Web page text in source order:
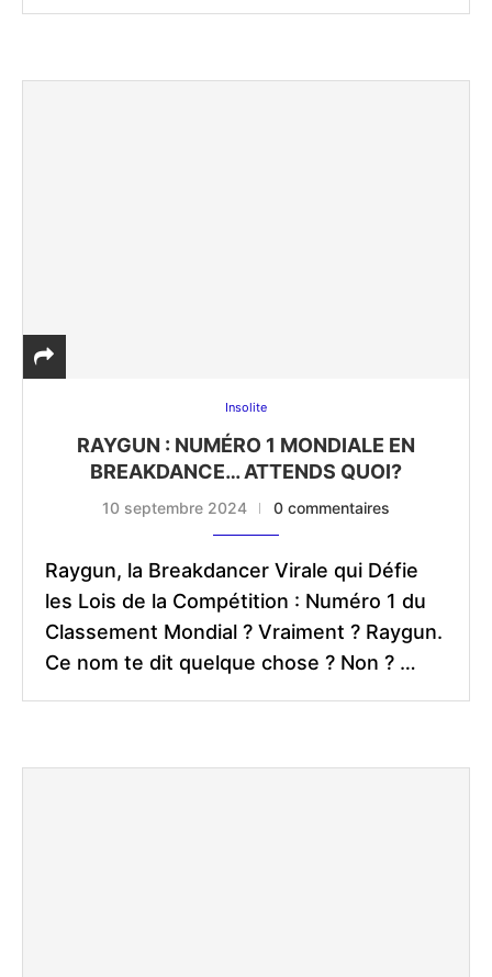
Insolite
RAYGUN : NUMÉRO 1 MONDIALE EN
BREAKDANCE… ATTENDS QUOI?
10 septembre 2024 0 commentaires
Raygun, la Breakdancer Virale qui Défie
les Lois de la Compétition : Numéro 1 du
Classement Mondial ? Vraiment ? Raygun.
Ce nom te dit quelque chose ? Non ? …